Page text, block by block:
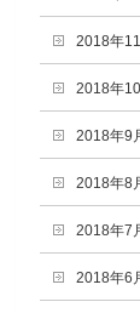
2018年
2018年
2018年9
2018年8
2018年7
2018年6